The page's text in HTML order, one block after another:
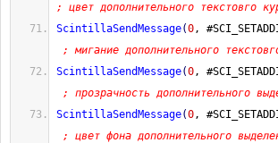
; цвет дополнительного текстовго
ScintillaSendMessage(0,
; мигание дополнительного
ScintillaSendMessage(0,
; прозрачность дополнительного
ScintillaSendMessage(0,
; цвет фона дополнительного